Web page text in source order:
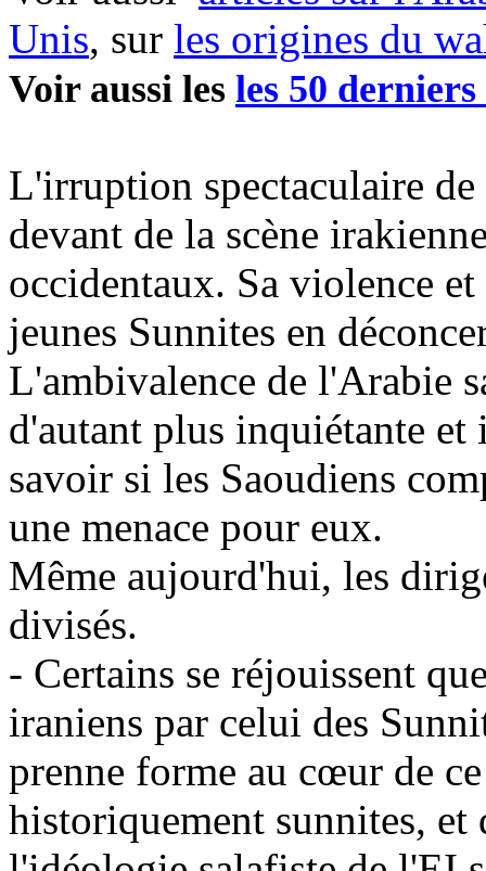
Unis, sur les origines du
Voir aussi les les 50
L'irruption spectaculaire
devant de la scène
occidentaux. Sa violence
jeunes Sunnites en
L'ambivalence de l'Arabie
d'autant plus inquiétante
savoir si les Saoudiens
une menace pour eux.
Même aujourd'hui, les
divisés.
- Certains se réjouissent
iraniens par celui des
prenne forme au cœur de
historiquement sunnites, et